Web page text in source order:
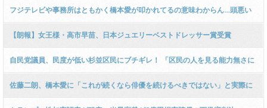
い妹"と言われました！！！！」
フジテレビや事務所はともかく橋本愛が叩かれてるの意味わからん…頭悪い
奴多すぎ
【朗報】女王様・高市早苗、日本ジュエリーベストドレッサー賞受賞
wwwwwwwwww
自民党議員、民度が低い杉並区民にブチギレ！ 「区民の人を見る能力無さに
失望した
佐藤二朗、橋本愛に「これが続くなら俳優を続けるべきではない」と実際に